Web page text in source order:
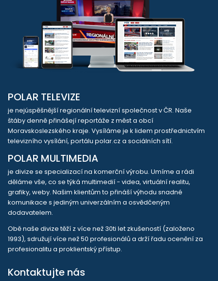
POLAR TELEVIZE
je nejúspěšnější regionální televizní společnost v ČR. Naše
štáby denně přinášejí reportáže z měst a obcí
Moravskoslezského kraje. Vysíláme je k lidem prostřednictvím
televizního vysílání, portálu polar.cz a sociálních sítí.
POLAR MULTIMEDIA
je divize se specializací na komerční výrobu. Umíme a rádi
děláme vše, co se týká multimedií - videa, virtuální realitu,
grafiky, weby. Našim klientům to přináší výhodu snadné
komunikace s jediným univerzálním a osvědčeným
dodavatelem.
Obě naše divize těží z více než 30ti let zkušeností (založeno
1993), sdružují více než 50 profesionálů a drží řadu ocenění za
profesionalitu a proklientský přístup.
Kontaktujte nás